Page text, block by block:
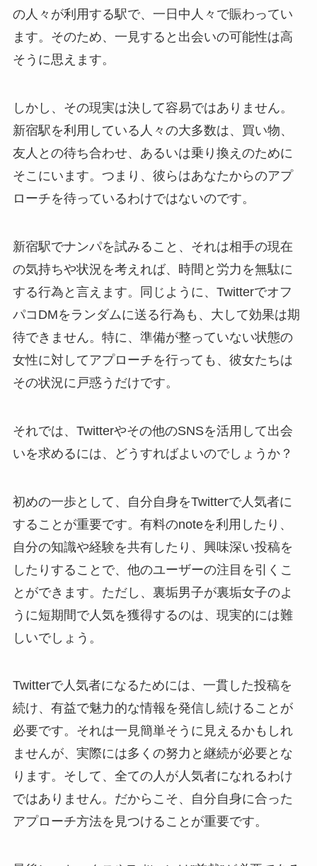
の人々が利用する駅で、一日中人々で賑わってい
ます。そのため、一見すると出会いの可能性は高
そうに思えます。
しかし、その現実は決して容易ではありません。
新宿駅を利用している人々の大多数は、買い物、
友人との待ち合わせ、あるいは乗り換えのために
そこにいます。つまり、彼らはあなたからのアプ
ローチを待っているわけではないのです。
新宿駅でナンパを試みること、それは相手の現在
の気持ちや状況を考えれば、時間と労力を無駄に
する行為と言えます。同じように、Twitterでオフ
パコDMをランダムに送る行為も、大して効果は期
待できません。特に、準備が整っていない状態の
女性に対してアプローチを行っても、彼女たちは
その状況に戸惑うだけです。
それでは、Twitterやその他のSNSを活用して出会
いを求めるには、どうすればよいのでしょうか？
初めの一歩として、自分自身をTwitterで人気者に
することが重要です。有料のnoteを利用したり、
自分の知識や経験を共有したり、興味深い投稿を
したりすることで、他のユーザーの注目を引くこ
とができます。ただし、裏垢男子が裏垢女子のよ
うに短期間で人気を獲得するのは、現実的には難
しいでしょう。
Twitterで人気者になるためには、一貫した投稿を
続け、有益で魅力的な情報を発信し続けることが
必要です。それは一見簡単そうに見えるかもしれ
ませんが、実際には多くの努力と継続が必要とな
ります。そして、全ての人が人気者になれるわけ
ではありません。だからこそ、自分自身に合った
アプローチ方法を見つけることが重要です。